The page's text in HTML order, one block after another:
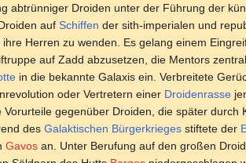
abtrünniger Droiden unter der Führung der
auf Schiffen der sith-imperialen und
Herren zu wenden. Es gelang einem
auf Zadd abzusetzen, die Mentors
in die bekannte Galaxis ein. Verbreitete
oder Vertretern einer Droidenrasse
gegenüber Droiden, die später durch
des Galaktischen Bürgerkrieges stiftete der
Gavos an. Unter Berufung auf den großen